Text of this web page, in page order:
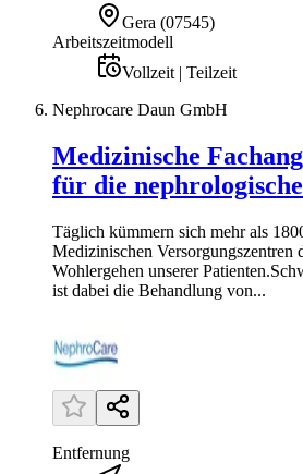
Gera (07545)
Arbeitszeitmodell
Vollzeit | Teilzeit
Nephrocare Daun GmbH
Medizinische
für die
Täglich kümmern sich mehr als
Medizinischen Versorgungszentren
Wohlergehen unserer
ist dabei die Behandlung von...
Entfernung